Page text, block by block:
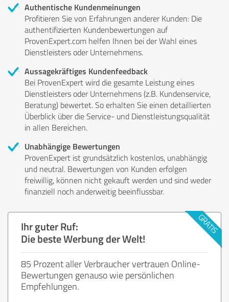
Authentische Kundenmeinungen
Profitieren Sie von Erfahrungen anderer Kunden: Die
authentifizierten Kundenbewertungen auf
ProvenExpert.com helfen Ihnen bei der Wahl eines
Dienstleisters oder Unternehmens.
Aussagekräftiges Kundenfeedback
Bei ProvenExpert wird die gesamte Leistung eines
Dienstleisters oder Unternehmens (z.B. Kundenservice,
Beratung) bewertet. So erhalten Sie einen detaillierten
Überblick über die Service- und Dienstleistungsqualität
in allen Bereichen.
Unabhängige Bewertungen
ProvenExpert ist grundsätzlich kostenlos, unabhängig
und neutral. Bewertungen von Kunden erfolgen
freiwillig, können nicht gekauft werden und sind weder
finanziell noch anderweitig beeinflussbar.
Ihr guter Ruf:
Die beste Werbung der Welt!
85 Prozent aller Verbraucher vertrauen Online-
Bewertungen genauso wie persönlichen
Empfehlungen.